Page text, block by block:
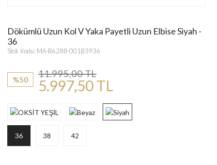
Dökümlü Uzun Kol V Yaka Payetli Uzun Elbise Siyah -
36
Stok Kodu: MA-B6288-001B3936
%50
11.995,00 TL
5.997,50 TL
36 38 42